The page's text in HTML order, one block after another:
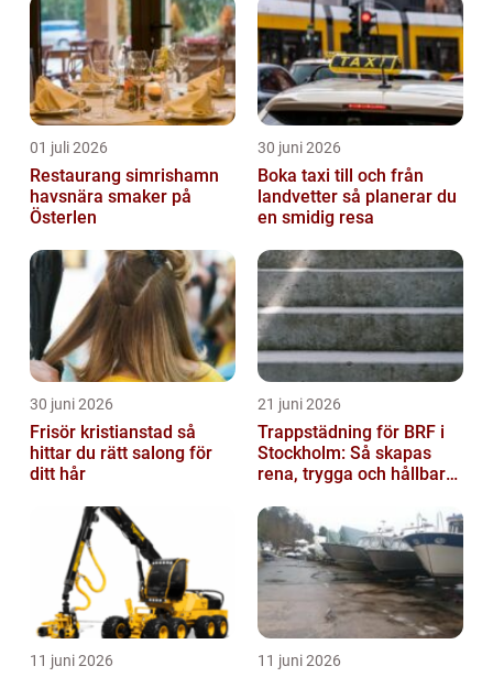
01 juli 2026
Restaurang simrishamn
havsnära smaker på
Österlen
30 juni 2026
Boka taxi till och från
landvetter så planerar du
en smidig resa
30 juni 2026
Frisör kristianstad så
hittar du rätt salong för
ditt hår
21 juni 2026
Trappstädning för BRF i
Stockholm: Så skapas
rena, trygga och hållbara
11 juni 2026 11 juni 2026